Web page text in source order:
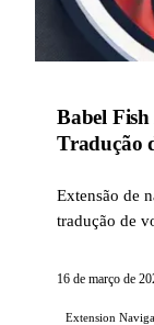
Babel
Tradução
Extensão de
tradução de
Firefox.
16 de março de
Extension